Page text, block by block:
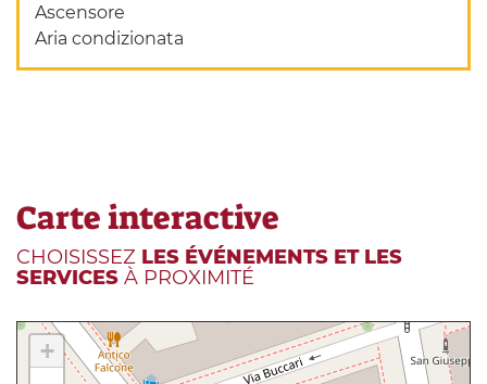
Ascensore
Aria condizionata
Carte interactive
CHOISISSEZ LES ÉVÉNEMENTS ET LES
SERVICES À PROXIMITÉ
+